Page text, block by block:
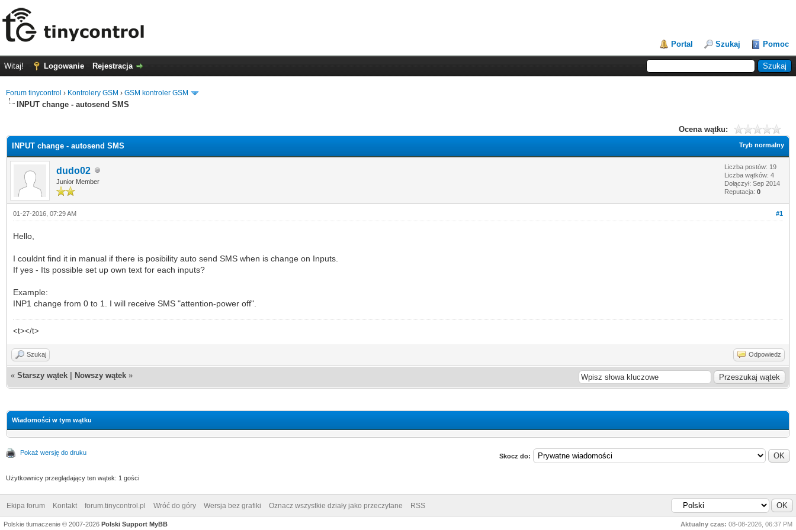
Portal Szukaj Pomoc
Witaj! Logowanie Rejestracja
Forum tinycontrol › Kontrolery GSM › GSM kontroler GSM
INPUT change - autosend SMS
Ocena wątku:
Tryb normalny
INPUT change - autosend SMS
dudo02
Junior Member
Liczba postów: 19
Liczba wątków: 4
Dołączył: Sep 2014
Reputacja: 0
#1
01-27-2016, 07:29 AM
Hello,
I couldnt find it in manual if there is posibility auto send SMS when is change on Inputs.
If yes - Its possible set up own text for each inputs?
Example:
INP1 change from 0 to 1. I will receive SMS "attention-power off".
<t></t>
Szukaj Odpowiedz
« Starszy wątek Nowszy wątek »
Wiadomości w tym wątku
Pokaż wersję do druku Skocz do:
Użytkownicy przeglądający ten wątek: 1 gości
Ekipa forum Kontakt forum.tinycontrol.pl Wróć do góry Wersja bez grafiki Oznacz wszystkie działy jako przeczytane RSS
Aktualny czas: 08-08-2026, 06:37 PM
Polskie tłumaczenie © 2007-2026 Polski Support MyBB